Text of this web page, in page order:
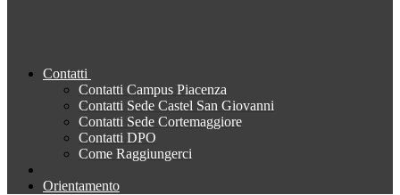
Contatti
Contatti Campus Piacenza
Contatti Sede Castel San Giovanni
Contatti Sede Cortemaggiore
Contatti DPO
Come Raggiungerci
Orientamento